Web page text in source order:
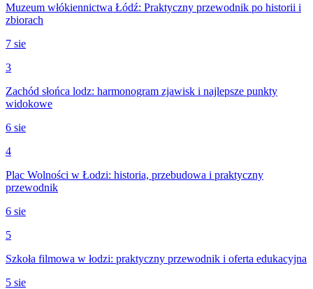
Muzeum włókiennictwa Łódź: Praktyczny przewodnik po historii i
zbiorach
7 sie
3
Zachód słońca lodz: harmonogram zjawisk i najlepsze punkty
widokowe
6 sie
4
Plac Wolności w Łodzi: historia, przebudowa i praktyczny
przewodnik
6 sie
5
Szkoła filmowa w łodzi: praktyczny przewodnik i oferta edukacyjna
5 sie